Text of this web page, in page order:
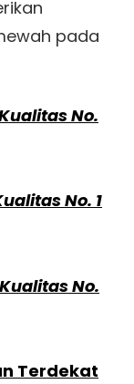
pada
No.
No. 1
No.
Terdekat